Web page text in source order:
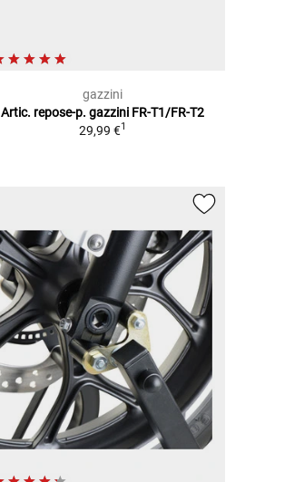
gazzini
Artic. repose-p. gazzini FR-T1/FR-T2
29,99 €1